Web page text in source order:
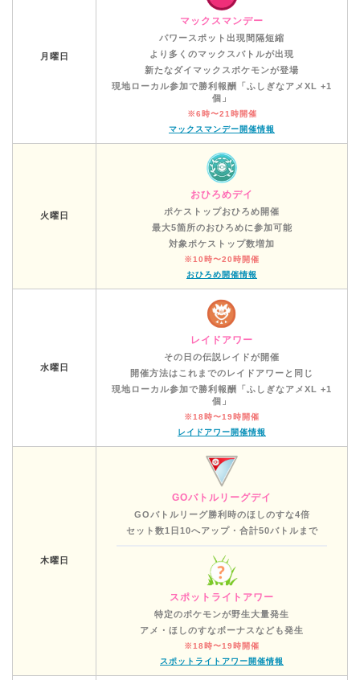
月曜日
マックスマンデー
パワースポット出現間隔短縮
より多くのマックスバトルが出現
新たなダイマックスポケモンが登場
現地ローカル参加で勝利報酬「ふしぎなアメXL +1
個」
※6時〜21時開催
マックスマンデー開催情報
火曜日
おひろめデイ
ポケストップおひろめ開催
最大5箇所のおひろめに参加可能
対象ポケストップ数増加
※10時〜20時開催
おひろめ開催情報
水曜日
レイドアワー
その日の伝説レイドが開催
開催方法はこれまでのレイドアワーと同じ
現地ローカル参加で勝利報酬「ふしぎなアメXL +1
個」
※18時〜19時開催
レイドアワー開催情報
木曜日
GOバトルリーグデイ
GOバトルリーグ勝利時のほしのすな4倍
セット数1日10へアップ・合計50バトルまで
スポットライトアワー
特定のポケモンが野生大量発生
アメ・ほしのすなボーナスなども発生
※18時〜19時開催
スポットライトアワー開催情報